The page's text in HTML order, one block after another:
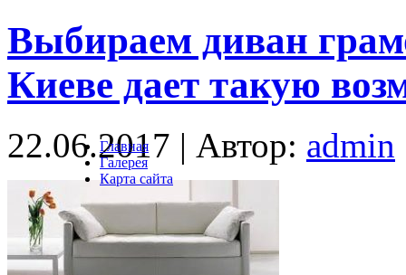
Главная
Галерея
Карта сайта
Выбираем диван
Киеве дает такую
22.06.2017 | Автор: admin